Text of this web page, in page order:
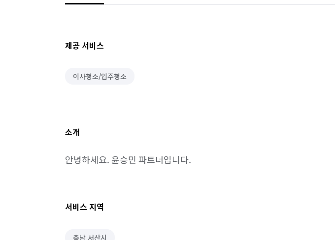
제공 서비스
이사청소/입주청소
소개
안녕하세요. 윤승민 파트너입니다.
서비스 지역
충남 서산시